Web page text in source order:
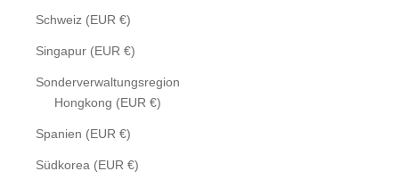
Schweiz (EUR €)
Singapur (EUR €)
Sonderverwaltungsregion
Hongkong (EUR €)
Spanien (EUR €)
Südkorea (EUR €)